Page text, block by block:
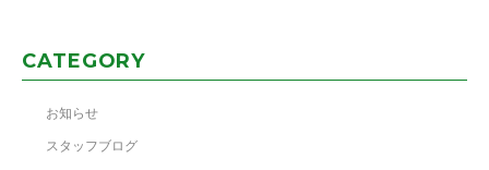
CATEGORY
お知らせ
スタッフブログ